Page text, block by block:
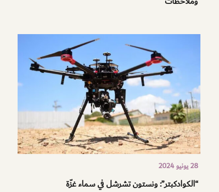
28 يونيو 2024
“الكوادكبتر”: ونستون تشرشل في سماء غزّة